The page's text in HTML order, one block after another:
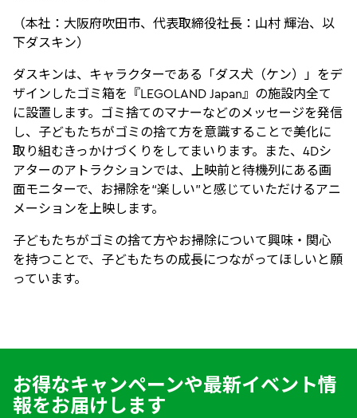
（本社：大阪府吹田市、代表取締役社長：山村 輝治、以
下ダスキン）
ダスキンは、キャラクターである「ダス犬（ケン）」をデ
ザインしたゴミ箱を『LEGOLAND Japan』の施設内全て
に設置します。ゴミ捨てのマナーなどのメッセージを発信
し、子どもたちがゴミの捨て方を意識することで美化に
取り組むきっかけづくりをしてまいります。また、4Dシ
アターのアトラクションでは、上映前と待機列にある画
面モニターで、お掃除を“楽しい”と感じていただけるアニ
メーションを上映します。
子どもたちがゴミの捨て方やお掃除について興味・関心
を持つことで、子どもたちの成長につながってほしいと願
っています。
お得なキャンペーンや最新イベント情
報をお届けします